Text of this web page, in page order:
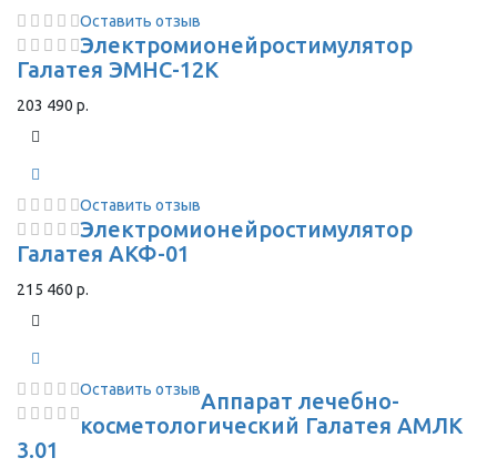
Оставить отзыв
Электромионейростимулятор
Галатея ЭМНС-12К
203 490 р.
Оставить отзыв
Электромионейростимулятор
Галатея АКФ-01
215 460 р.
Оставить отзывАппарат лечебно-
косметологический Галатея АМЛК
3.01